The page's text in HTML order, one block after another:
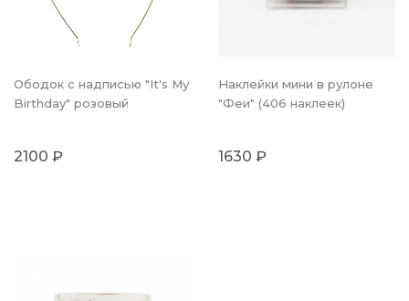
Ободок с надписью "It's My
Birthday" розовый
2100 ₽
Наклейки мини в рулоне
"Феи" (406 наклеек)
1630 ₽